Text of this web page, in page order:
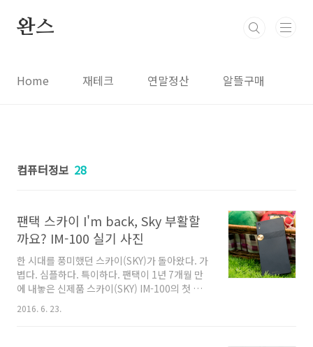
완스
Home 재테크 연말정산 알뜰구매
컴퓨터정보 28
팬택 스카이 I'm back, Sky 부활할
까요? IM-100 실기 사진
한 시대를 풍미했던 스카이(SKY)가 돌아왔다. 가
볍다. 심플하다. 특이하다. 팬택이 1년 7개월 만
에 내놓은 신제품 스카이(SKY) IM-100의 첫 느
낌이다. 참신한 디자인과 혁신적인 광고로 소비
자들의 눈길을 끌었던 스카이의 DNA가 그대로
2016. 6. 23.